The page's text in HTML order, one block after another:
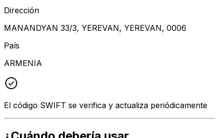
Dirección
MANANDYAN 33/3, YEREVAN, YEREVAN, 0006
País
ARMENIA
El código SWIFT se verifica y actualiza periódicamente